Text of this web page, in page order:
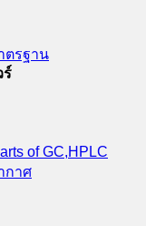
ตรฐาน
ร์
of GC,HPLC
กาศ